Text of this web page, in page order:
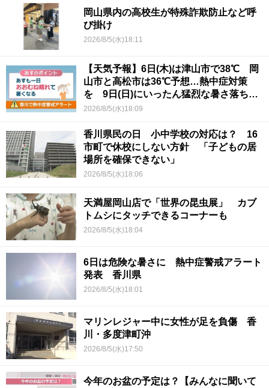
岡山県内の高校生が特殊詐欺防止など呼
び掛け
2026/8/5(水)18:11
【天気予報】6日(木)は津山市で38℃ 岡
山市と高松市は36℃予想…熱中症対策
を 9日(日)にいったん猛烈な暑さ落ち着
くか
2026/8/5(水)18:09
香川県民の日 小中学校の対応は？ 16
市町で休校にしない方針 「子どもの居
場所を確保できない」
2026/8/5(水)18:06
天満屋岡山店で「世界の昆虫展」 カブ
トムシにタッチできるコーナーも
2026/8/5(水)18:04
6日は危険な暑さに 熱中症警戒アラート
発表 香川県
2026/8/5(水)18:01
マリンレジャー中に女性が足を負傷 香
川・多度津町沖
2026/8/5(水)17:50
今年のお盆の予定は？【みんなに聞いて